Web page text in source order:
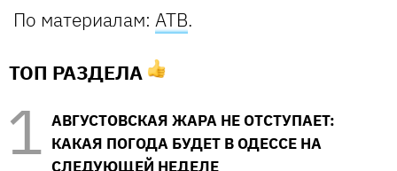
По материалам: АТВ.
ТОП РАЗДЕЛА
АВГУСТОВСКАЯ ЖАРА НЕ ОТСТУПАЕТ:
КАКАЯ ПОГОДА БУДЕТ В ОДЕССЕ НА
СЛЕДУЮЩЕЙ НЕДЕЛЕ